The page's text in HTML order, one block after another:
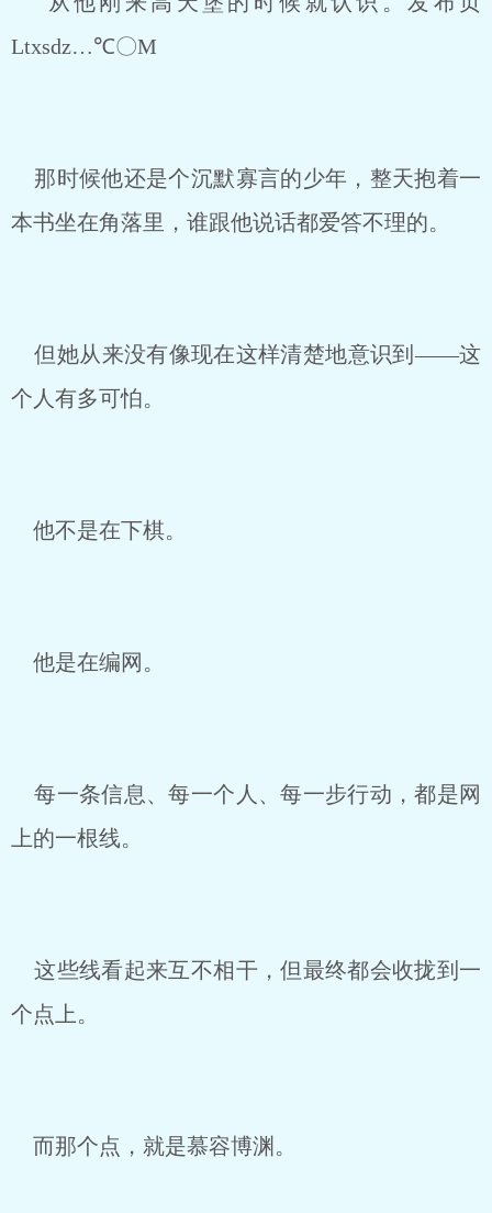
Ltxsdz…℃〇M
那时候他还是个沉默寡言的少年，整天抱着一
本书坐在角落里，谁跟他说话都爱答不理的。
但她从来没有像现在这样清楚地意识到——这
个人有多可怕。
他不是在下棋。
他是在编网。
每一条信息、每一个人、每一步行动，都是网
上的一根线。
这些线看起来互不相干，但最终都会收拢到一
个点上。
而那个点，就是慕容博渊。